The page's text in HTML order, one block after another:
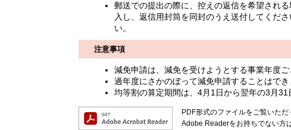
郵送での提出の際に、控えの返信を希望され
入し、返信用封筒を同封のうえ送付してくだ
い。
注意事項
減免申請は、減免を受けようとする事業年度ご
過年度にさかのぼって減免申請することはでき
均等割の算定期間は、4月1日から翌年の3月
PDF形式のファイルをご覧いた
Adobe Readerをお持ちでない方